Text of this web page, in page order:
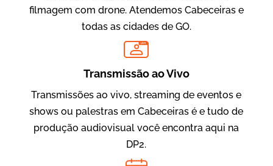
Evolucional
Vídeos para Treinamentos
filmagem com drone. Atendemos Cabeceiras e
todas as cidades de GO.
LIVE
Transmissão ao Vivo
Transmissões ao vivo, streaming de eventos e
shows ou palestras em Cabeceiras é e tudo de
produção audiovisual você encontra aqui na
DP2.